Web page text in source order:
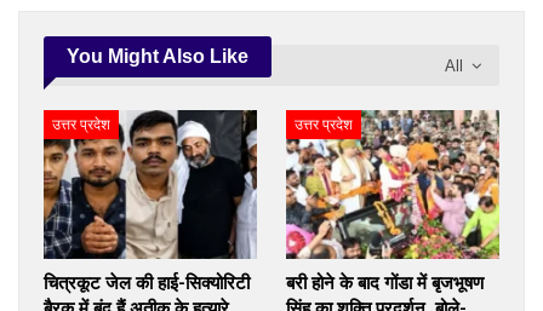
All
You Might Also Like
उत्तर प्रदेश
चित्रकूट जेल की हाई-सिक्योरिटी
उत्तर प्रदेश
बरी होने के बाद गोंडा में बृजभूषण